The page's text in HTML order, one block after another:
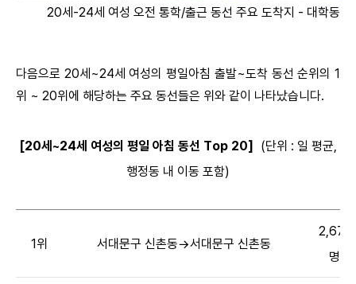
20세-24세 여성 오전 통학/출근 동선 주요 도착지 - 대학동과
다음으로 20세~24세 여성의 평일아침 출발~도착 동선 순위의 1
위 ~ 20위에 해당하는 주요 동선들은 위와 같이 나타났습니다.
[20세~24세 여성의 평일 아침 동선 Top 20]
(단위 : 일 평균,
행정동 내 이동 포함)
1위 서대문구 신촌동→서대문구 신촌동
2,675
명